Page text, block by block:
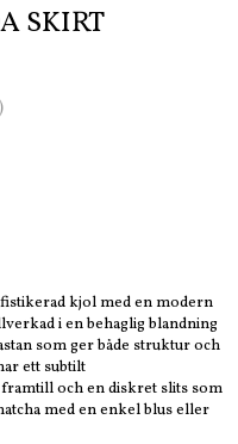
SKIRT
kjol med en modern
i en behaglig blandning
som ger både struktur och
ett subtilt
och en diskret slits som
med en enkel blus eller